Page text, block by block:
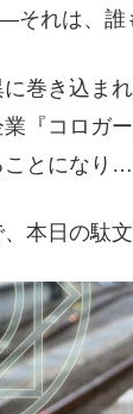
それは、誰
巻き込まれ
『コロガ
ことになり
本日の駄